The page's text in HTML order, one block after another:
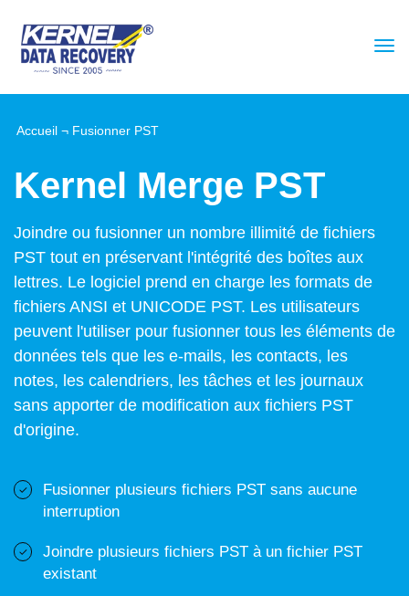
Accueil ¬ Fusionner PST
Kernel Merge PST
Joindre ou fusionner un nombre illimité de fichiers
PST tout en préservant l'intégrité des boîtes aux
lettres. Le logiciel prend en charge les formats de
fichiers ANSI et UNICODE PST. Les utilisateurs
peuvent l'utiliser pour fusionner tous les éléments de
données tels que les e-mails, les contacts, les
notes, les calendriers, les tâches et les journaux
sans apporter de modification aux fichiers PST
d'origine.
Fusionner plusieurs fichiers PST sans aucune
interruption
Joindre plusieurs fichiers PST à un fichier PST
existant